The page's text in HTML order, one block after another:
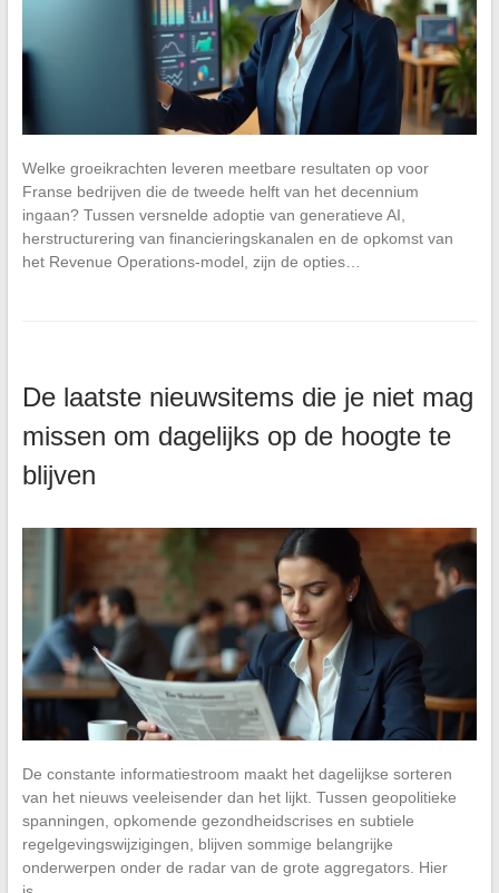
Welke groeikrachten leveren meetbare resultaten op voor
Franse bedrijven die de tweede helft van het decennium
ingaan? Tussen versnelde adoptie van generatieve AI,
herstructurering van financieringskanalen en de opkomst van
het Revenue Operations-model, zijn de opties…
De laatste nieuwsitems die je niet mag
missen om dagelijks op de hoogte te
blijven
De constante informatiestroom maakt het dagelijkse sorteren
van het nieuws veeleisender dan het lijkt. Tussen geopolitieke
spanningen, opkomende gezondheidscrises en subtiele
regelgevingswijzigingen, blijven sommige belangrijke
onderwerpen onder de radar van de grote aggregators. Hier